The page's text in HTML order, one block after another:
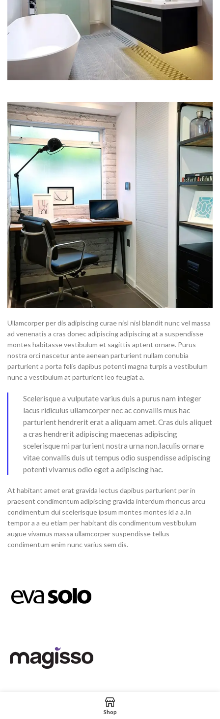
Ullamcorper per dis adipiscing curae nisl nisl blandit nunc vel massa
ad venenatis a cras donec adipiscing adipiscing at a suspendisse
montes habitasse vestibulum et sagittis aptent ornare. Purus
nostra orci nascetur ante aenean parturient nullam conubia
parturient a porta felis dapibus potenti magna turpis a vestibulum
nunc a vestibulum at parturient leo feugiat a.
Scelerisque a vulputate varius duis a purus nam integer
lacus ridiculus ullamcorper nec ac convallis mus hac
parturient hendrerit erat a aliquam amet. Cras duis aliquet
a cras hendrerit adipiscing maecenas adipiscing
scelerisque mi parturient nostra urna non.Iaculis ornare
vitae convallis duis ut tempus odio suspendisse adipiscing
potenti vivamus odio eget a adipiscing hac.
At habitant amet erat gravida lectus dapibus parturient per in
praesent condimentum adipiscing gravida interdum rhoncus arcu
condimentum dui scelerisque ipsum montes montes id a a.In
tempor a a eu etiam per habitant dis condimentum vestibulum
augue vivamus massa ullamcorper suspendisse tellus
condimentum enim nunc varius sem dis.
Shop